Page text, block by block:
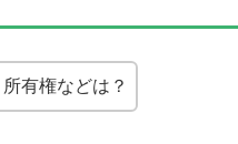
所有権などは？